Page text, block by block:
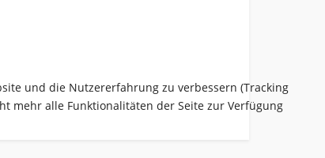
und die Nutzererfahrung zu verbessern (Tracking
mehr alle Funktionalitäten der Seite zur Verfügung